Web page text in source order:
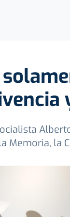
Memoria, la